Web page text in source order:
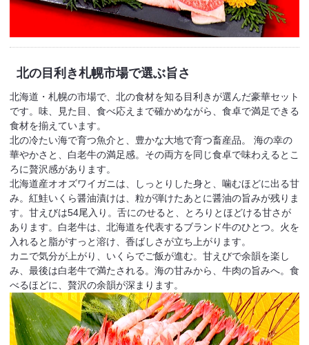
北の目利き札幌市場で選ぶ旨さ
北海道・札幌の市場で、北の食材を知る目利きが選んだ豪華セット
です。味、見た目、食べ応えまで確かめながら、食卓で満足できる
食材を揃えています。
北の冷たい海で育つ魚介と、豊かな大地で育つ畜産品。 海の幸の
華やかさと、白老牛の満足感。その両方を同じ食卓で味わえるとこ
ろに贅沢感があります。
北海道産オオズワイガニは、しっとりした身と、噛むほどに出る甘
み。紅鮭いくら醤油漬けは、粒が弾けたあとに醤油の旨みが残りま
す。甘えびは54尾入り。舌にのせると、とろりとほどける甘さが
あります。白老牛は、北海道を代表するブランド牛のひとつ。火を
入れると脂がすっと溶け、香ばしさが立ち上がります。
カニで気分が上がり、いくらでご飯が進む。甘えびで余韻を楽し
み、最後は白老牛で満たされる。海の甘みから、牛肉の旨みへ。食
べるほどに、贅沢の余韻が深まります。